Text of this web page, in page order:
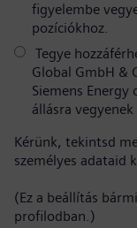
figyelembe
pozíciókhoz.
Tegye
Global GmbH &
Siemens Energy
állásra
Kérünk, tekintsd
személyes adataid
(Ez a beállítás
profilodban.)